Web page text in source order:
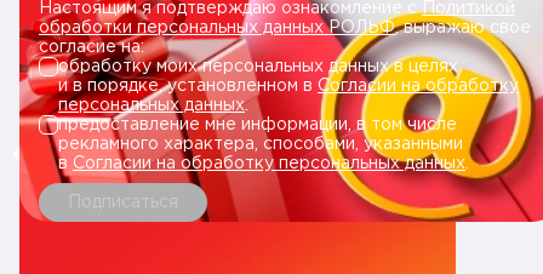
Настоящим я подтверждаю ознакомление сПолитикой
обработки персональных данных РОЛЬФ, выражаю свое
согласие на:
обработку моих персональных данных в целях
и в порядке, установленном в Согласии на обработку
персональных данных.
предоставление мне информации, в том числе
рекламного характера, способами, указанными
в Согласии на обработку персональных данных
Подписаться